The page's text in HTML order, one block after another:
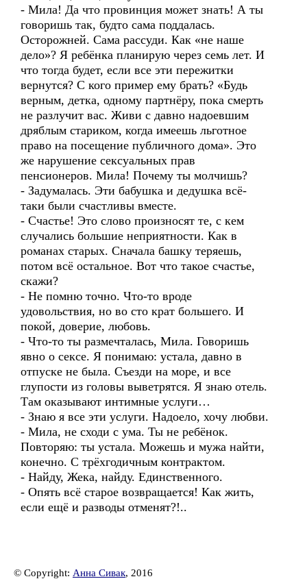
- Мила! Да что провинция может знать! А ты
говоришь так, будто сама поддалась.
Осторожней. Сама рассуди. Как «не наше
дело»? Я ребёнка планирую через семь лет. И
что тогда будет, если все эти пережитки
вернутся? С кого пример ему брать? «Будь
верным, детка, одному партнёру, пока смерть
не разлучит вас. Живи с давно надоевшим
дряблым стариком, когда имеешь льготное
право на посещение публичного дома». Это
же нарушение сексуальных прав
пенсионеров. Мила! Почему ты молчишь?
- Задумалась. Эти бабушка и дедушка всё-
таки были счастливы вместе.
- Счастье! Это слово произносят те, с кем
случались большие неприятности. Как в
романах старых. Сначала башку теряешь,
потом всё остальное. Вот что такое счастье,
скажи?
- Не помню точно. Что-то вроде
удовольствия, но во сто крат большего. И
покой, доверие, любовь.
- Что-то ты размечталась, Мила. Говоришь
явно о сексе. Я понимаю: устала, давно в
отпуске не была. Съезди на море, и все
глупости из головы выветрятся. Я знаю отель.
Там оказывают интимные услуги…
- Знаю я все эти услуги. Надоело, хочу любви.
- Мила, не сходи с ума. Ты не ребёнок.
Повторяю: ты устала. Можешь и мужа найти,
конечно. С трёхгодичным контрактом.
- Найду, Жека, найду. Единственного.
- Опять всё старое возвращается! Как жить,
если ещё и разводы отменят?!..
© Copyright: Анна Сивак, 2016